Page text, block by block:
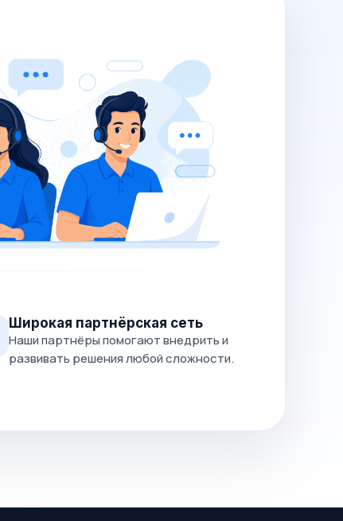
Широкая партнёрская сеть
Наши партнёры помогают внедрить и
развивать решения любой сложности.